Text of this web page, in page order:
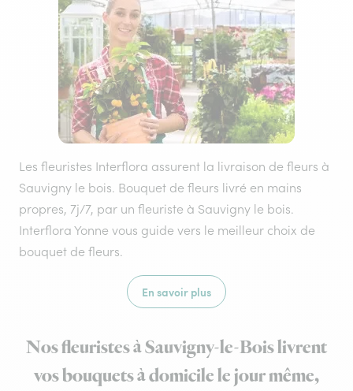
Les fleuristes Interflora assurent la livraison de fleurs à
Sauvigny le bois. Bouquet de fleurs livré en mains
propres, 7j/7, par un fleuriste à Sauvigny le bois.
Interflora Yonne vous guide vers le meilleur choix de
bouquet de fleurs.
En savoir plus
Nos fleuristes à Sauvigny-le-Bois livrent
vos bouquets à domicile le jour même,